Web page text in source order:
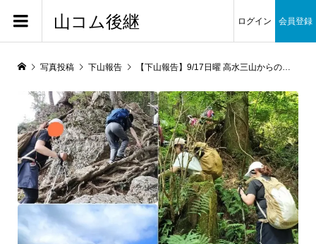
山コム後継 ログイン 会員登録
写真投稿 下山報告 【下山報告】9/17日曜 高水三山からの澤乃井園